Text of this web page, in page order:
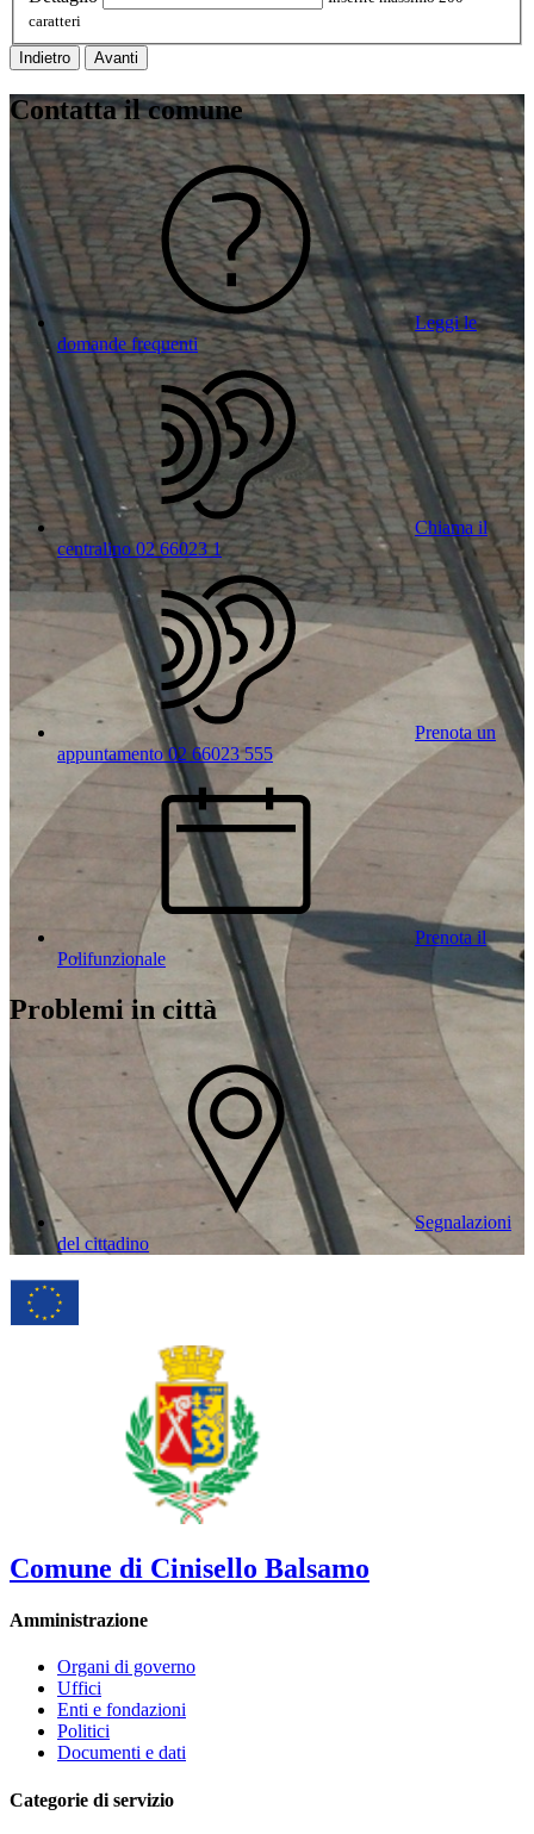
caratteri
Indietro Avanti
Contatta il comune
Leggi le
domande frequenti
Chiama il
centralino 02 66023 1
Prenota un
appuntamento 02 66023 555
Prenota il
Polifunzionale
Problemi in città
Segnalazioni
del cittadino
Comune di Cinisello Balsamo
Amministrazione
Organi di governo
Uffici
Enti e fondazioni
Politici
Documenti e dati
Categorie di servizio